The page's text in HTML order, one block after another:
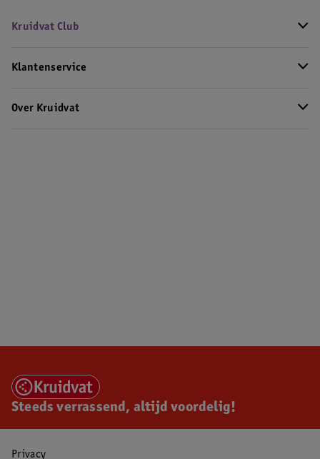
Kruidvat Club
Klantenservice
Over Kruidvat
Steeds verrassend, altijd voordelig!
Privacy